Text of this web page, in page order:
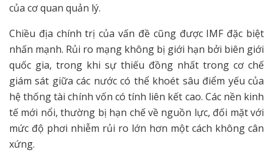
của cơ quan quản lý.
Chiều địa chính trị của vấn đề cũng được IMF đặc biệt
nhấn mạnh. Rủi ro mạng không bị giới hạn bởi biên giới
quốc gia, trong khi sự thiếu đồng nhất trong cơ chế
giám sát giữa các nước có thể khoét sâu điểm yếu của
hệ thống tài chính vốn có tính liên kết cao. Các nền kinh
tế mới nổi, thường bị hạn chế về nguồn lực, đối mặt với
mức độ phơi nhiễm rủi ro lớn hơn một cách không cân
xứng.